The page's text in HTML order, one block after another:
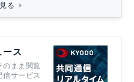
る
ース
のまま閲覧
サービス